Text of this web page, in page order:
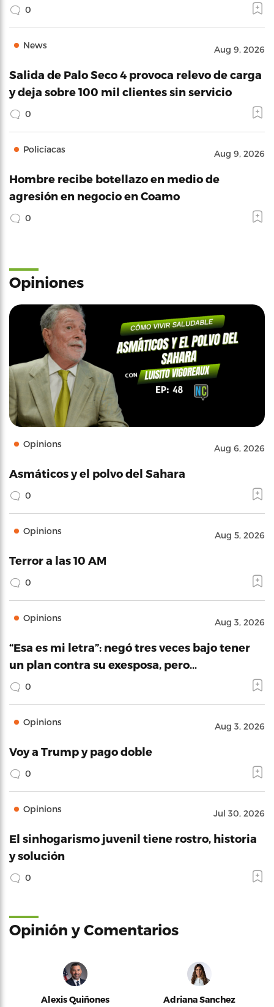
0
News Aug 9, 2026
Salida de Palo Seco 4 provoca relevo de carga
y deja sobre 100 mil clientes sin servicio
0
Policíacas Aug 9, 2026
Hombre recibe botellazo en medio de
agresión en negocio en Coamo
0
Opiniones
Opinions Aug 6, 2026
Asmáticos y el polvo del Sahara
0
Opinions Aug 5, 2026
Terror a las 10 AM
0
Opinions Aug 3, 2026
“Esa es mi letra”: negó tres veces bajo tener
un plan contra su exesposa, pero…
0
Opinions Aug 3, 2026
Voy a Trump y pago doble
0
Opinions Jul 30, 2026
El sinhogarismo juvenil tiene rostro, historia
y solución
0
Opinión y Comentarios
Alexis Quiñones Adriana Sanchez